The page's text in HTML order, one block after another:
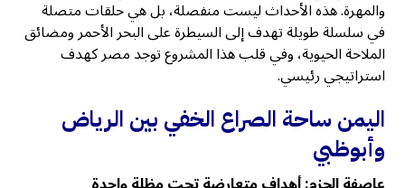
والمهرة. هذه الأحداث ليست منفصلة، بل هي حلقات متصلة
في سلسلة طويلة تهدف إلى السيطرة على البحر الأحمر ومضائق
الملاحة الحيوية، وفي قلب هذا المشروع توجد مصر كهدف
استراتيجي رئيسي.
اليمن ساحة الصراع الخفي بين الرياض
وأبوظبي